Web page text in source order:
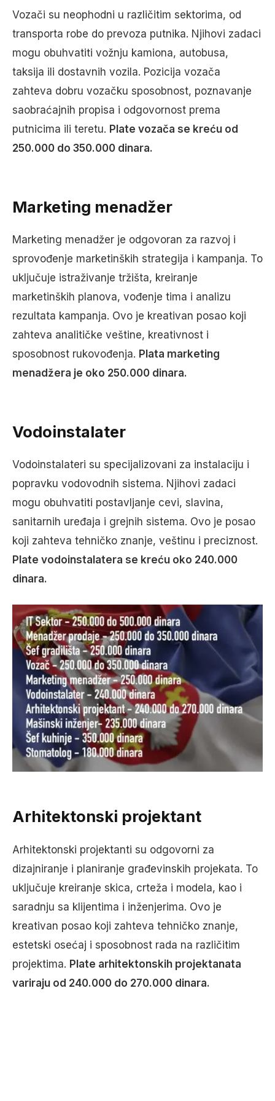
Vozači su neophodni u različitim sektorima, od
transporta robe do prevoza putnika. Njihovi zadaci
mogu obuhvatiti vožnju kamiona, autobusa,
taksija ili dostavnih vozila. Pozicija vozača
zahteva dobru vozačku sposobnost, poznavanje
saobraćajnih propisa i odgovornost prema
putnicima ili teretu. Plate vozača se kreću od
250.000 do 350.000 dinara.
Marketing menadžer
Marketing menadžer je odgovoran za razvoj i
sprovođenje marketinških strategija i kampanja. To
uključuje istraživanje tržišta, kreiranje
marketinških planova, vođenje tima i analizu
rezultata kampanja. Ovo je kreativan posao koji
zahteva analitičke veštine, kreativnost i
sposobnost rukovođenja. Plata marketing
menadžera je oko 250.000 dinara.
Vodoinstalater
Vodoinstalateri su specijalizovani za instalaciju i
popravku vodovodnih sistema. Njihovi zadaci
mogu obuhvatiti postavljanje cevi, slavina,
sanitarnih uređaja i grejnih sistema. Ovo je posao
koji zahteva tehničko znanje, veštinu i preciznost.
Plate vodoinstalatera se kreću oko 240.000
dinara.
Arhitektonski projektant
Arhitektonski projektanti su odgovorni za
dizajniranje i planiranje građevinskih projekata. To
uključuje kreiranje skica, crteža i modela, kao i
saradnju sa klijentima i inženjerima. Ovo je
kreativan posao koji zahteva tehničko znanje,
estetski osećaj i sposobnost rada na različitim
projektima. Plate arhitektonskih projektanata
variraju od 240.000 do 270.000 dinara.